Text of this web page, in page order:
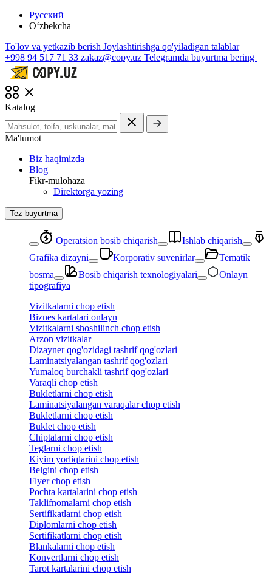
Русский
O‘zbekcha
To'lov va yetkazib berish Joylashtirishga qo'yiladigan talablar
+998 94 517 71 33 zakaz@copy.uz Telegramda buyurtma bering
Katalog
Ma'lumot
Biz haqimizda
Blog
Fikr-mulohaza
Direktorga yozing
Tez buyurtma
Operatsion bosib chiqarish
Ishlab chiqarish
Grafika dizayni
Korporativ suvenirlar
Tematik
bosma
Bosib chiqarish texnologiyalari
Onlayn
tipografiya
Vizitkalarni chop etish
Biznes kartalari onlayn
Vizitkalarni shoshilinch chop etish
Arzon vizitkalar
Dizayner qog'ozidagi tashrif qog'ozlari
Laminatsiyalangan tashrif qog'ozlari
Yumaloq burchakli tashrif qog'ozlari
Varaqli chop etish
Bukletlarni chop etish
Laminatsiyalangan varaqalar chop etish
Bukletlarni chop etish
Buklet chop etish
Chiptalarni chop etish
Teglarni chop etish
Kiyim yorliqlarini chop etish
Belgini chop etish
Flyer chop etish
Pochta kartalarini chop etish
Taklifnomalarni chop etish
Sertifikatlarni chop etish
Diplomlarni chop etish
Sertifikatlarni chop etish
Blankalarni chop etish
Konvertlarni chop etish
Tarot kartalarini chop etish